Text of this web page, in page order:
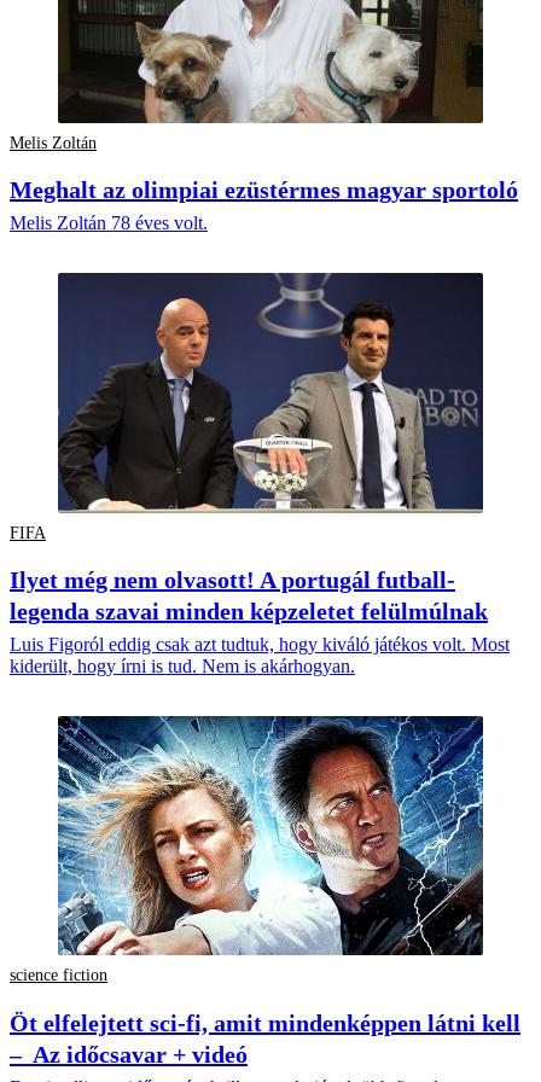
Melis Zoltán
Meghalt az olimpiai ezüstérmes magyar sportoló
Melis Zoltán 78 éves volt.
FIFA
Ilyet még nem olvasott! A portugál futball-
legenda szavai minden képzeletet felülmúlnak
Luis Figoról eddig csak azt tudtuk, hogy kiváló játékos volt. Most
kiderült, hogy írni is tud. Nem is akárhogyan.
science fiction
Öt elfelejtett sci-fi, amit mindenképpen látni kell
– Az időcsavar + videó